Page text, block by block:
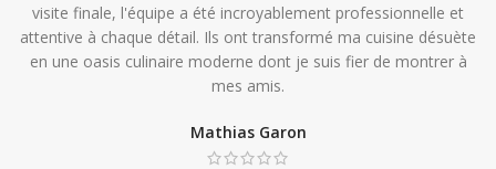
visite finale, l'équipe a été incroyablement professionnelle et
attentive à chaque détail. Ils ont transformé ma cuisine désuète
en une oasis culinaire moderne dont je suis fier de montrer à
mes amis.
Mathias Garon